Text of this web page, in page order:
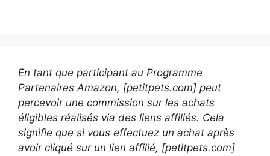
En tant que participant au Programme
Partenaires Amazon, [petitpets.com] peut
percevoir une commission sur les achats
éligibles réalisés via des liens affiliés. Cela
signifie que si vous effectuez un achat après
avoir cliqué sur un lien affilié, [petitpets.com]